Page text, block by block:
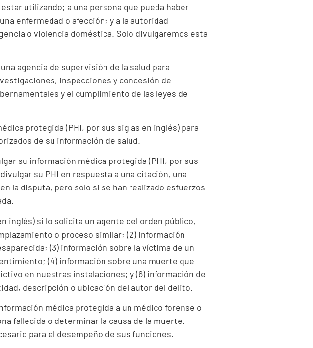
utilizando; a una persona que pueda haber
enfermedad o afección; y a la autoridad
o violencia doméstica. Solo divulgaremos esta
agencia de supervisión de la salud para
inspecciones y concesión de
y el cumplimiento de las leyes de
protegida (PHI, por sus siglas en inglés) para
de su información de salud.
su información médica protegida (PHI, por sus
su PHI en respuesta a una citación, una
la disputa, pero solo si se han realizado esfuerzos
inglés) si lo solicita un agente del orden público,
o proceso similar; (2) información
(3) información sobre la víctima de un
(4) información sobre una muerte que
en nuestras instalaciones; y (6) información de
descripción o ubicación del autor del delito.
médica protegida a un médico forense o
fallecida o determinar la causa de la muerte.
para el desempeño de sus funciones.